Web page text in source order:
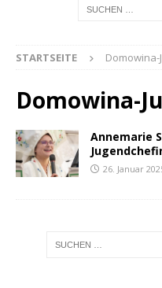
STARTSEITE Domowina-
Domowina-
Annemarie
26. Januar